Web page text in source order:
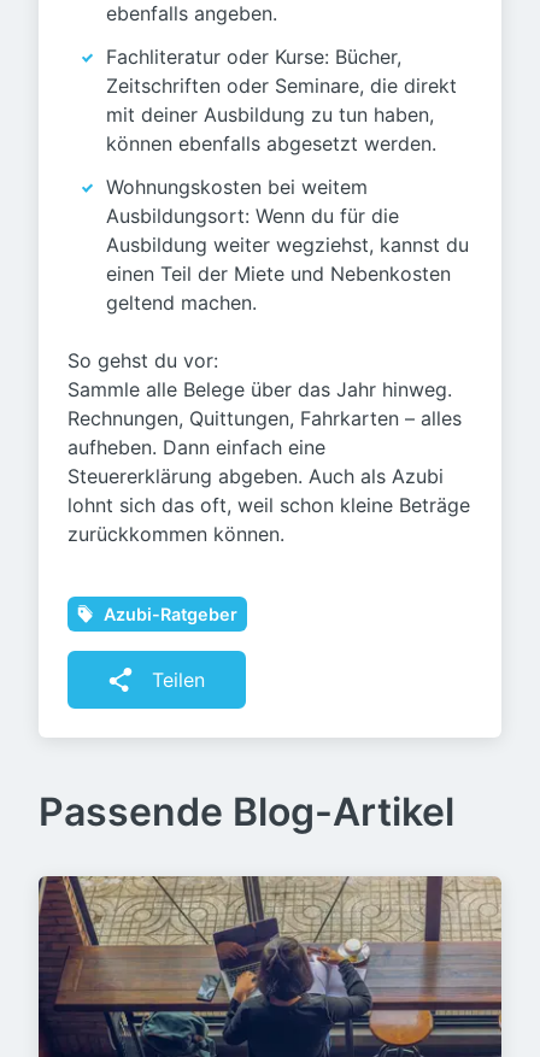
ebenfalls angeben.
Fachliteratur oder Kurse: Bücher,
Zeitschriften oder Seminare, die direkt
mit deiner Ausbildung zu tun haben,
können ebenfalls abgesetzt werden.
Wohnungskosten bei weitem
Ausbildungsort: Wenn du für die
Ausbildung weiter wegziehst, kannst du
einen Teil der Miete und Nebenkosten
geltend machen.
So gehst du vor:
Sammle alle Belege über das Jahr hinweg.
Rechnungen, Quittungen, Fahrkarten – alles
aufheben. Dann einfach eine
Steuererklärung abgeben. Auch als Azubi
lohnt sich das oft, weil schon kleine Beträge
zurückkommen können.
Azubi-Ratgeber
Teilen
Passende Blog-Artikel